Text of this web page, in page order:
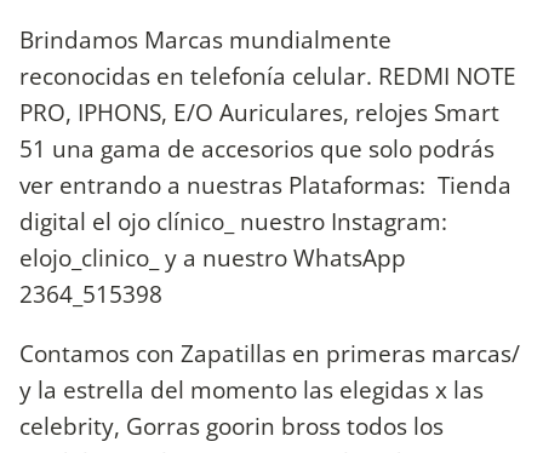
Brindamos Marcas mundialmente
reconocidas en telefonía celular. REDMI NOTE
PRO, IPHONS, E/O Auriculares, relojes Smart
51 una gama de accesorios que solo podrás
ver entrando a nuestras Plataformas: Tienda
digital el ojo clínico_ nuestro Instagram:
elojo_clinico_ y a nuestro WhatsApp
2364_515398
Contamos con Zapatillas en primeras marcas/
y la estrella del momento las elegidas x las
celebrity, Gorras goorin bross todos los